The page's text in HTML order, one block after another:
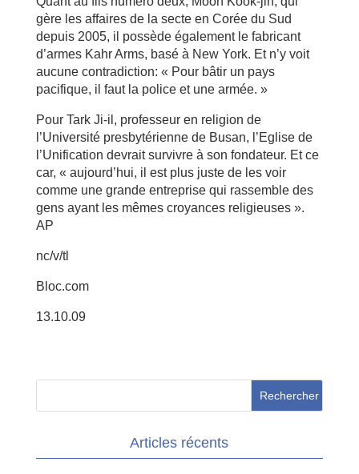
gère les affaires de la secte en Corée du Sud
depuis 2005, il possède également le fabricant
d’armes Kahr Arms, basé à New York. Et n’y voit
aucune contradiction: « Pour bâtir un pays
pacifique, il faut la police et une armée. »
Pour Tark Ji-il, professeur en religion de
l’Université presbytérienne de Busan, l’Eglise de
l’Unification devrait survivre à son fondateur. Et ce
car, « aujourd’hui, il est plus juste de les voir
comme une grande entreprise qui rassemble des
gens ayant les mêmes croyances religieuses ».
AP
nc/v/tl
Bloc.com
13.10.09
Articles récents